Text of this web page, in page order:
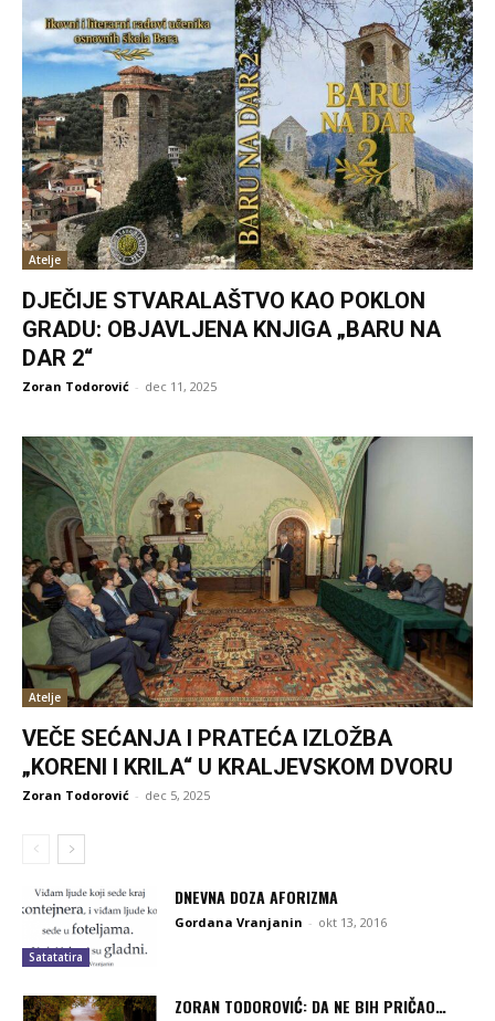
Atelje
DJEČIJE STVARALAŠTVO KAO POKLON
GRADU: OBJAVLJENA KNJIGA „BARU NA
DAR 2“
Zoran Todorović - dec 11, 2025
Atelje
VEČE SEĆANJA I PRATEĆA IZLOŽBA
„KORENI I KRILA“ U KRALJEVSKOM DVORU
Zoran Todorović - dec 5, 2025
Satatatira
DNEVNA DOZA AFORIZMA
Gordana Vranjanin - okt 13, 2016
ZORAN TODOROVIĆ: DA NE BIH PRIČAO…